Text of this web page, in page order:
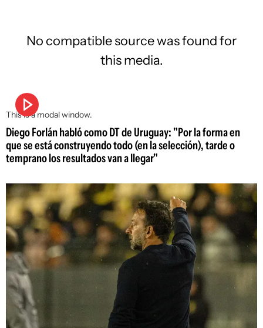
This is a modal window.
No compatible source was found for
this media.
Diego Forlán habló como DT de Uruguay: "Por la forma en
que se está construyendo todo (en la selección), tarde o
temprano los resultados van a llegar"